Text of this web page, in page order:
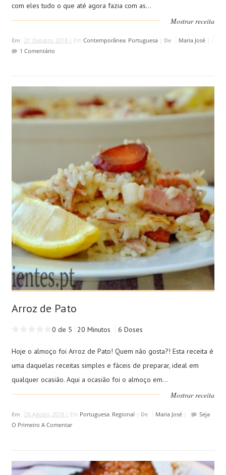
com eles tudo o que até agora fazia com as...
Mostrar receita
Em 31 Outubro, 2018 | Em Contemporânea, Portuguesa| De Maria José|
1 Comentário
Arroz de Pato
0 de 5 20 Minutos 6 Doses
Hoje o almoço foi Arroz de Pato! Quem não gosta?! Esta receita é
uma daquelas receitas simples e fáceis de preparar, ideal em
qualquer ocasião. Aqui a ocasião foi o almoço em...
Mostrar receita
Em 26 Agosto, 2018 | Em Portuguesa, Regional De Maria José|
Seja
O Primeiro A Comentar